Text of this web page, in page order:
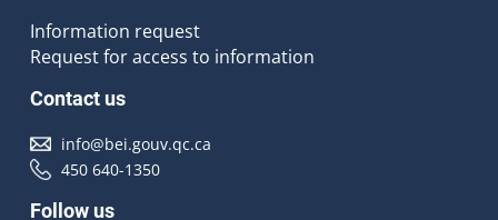
Information request
Request for access to information
Contact us
info@bei.gouv.qc.ca
450 640-1350
Follow us